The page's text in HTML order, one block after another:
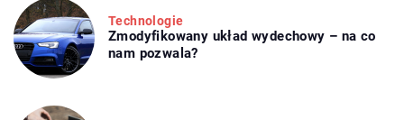
Technologie
Zmodyfikowany układ wydechowy – na co
nam pozwala?